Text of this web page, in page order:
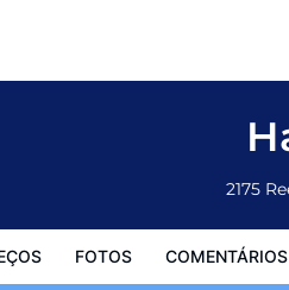
2175
FOTOS COMENTÁRIOS